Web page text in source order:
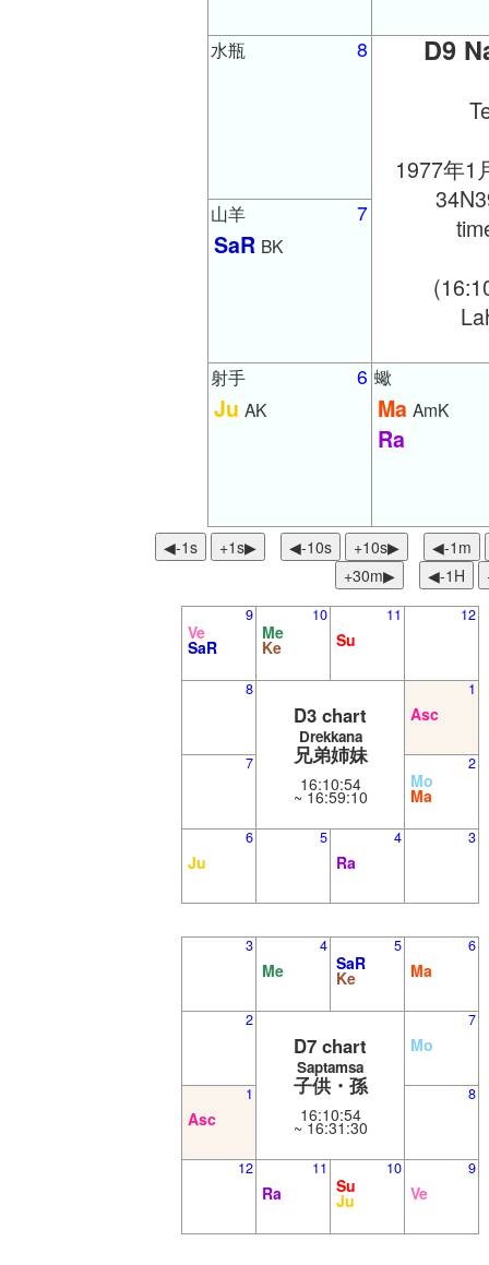
8
水瓶 D9
1977年1
7
山羊
SaR BK
6
射手
Ju AK
蠍
Ma AmK
Ra
◀︎-1s +1s▶ ◀︎-10s +10s▶
◀︎-1m
+30m▶︎
◀︎-1H
Ve
SaR
9
Me
Ke
10
Su
11 12
8
D3 chart
Drekkana
兄弟姉妹
16:10:54
~ 16:59:10
Asc
1
7
Mo
Ma
2
Ju
6 5
Ra
4 3
3
Me
4
SaR
Ke
5
Ma
6
2
D7 chart
Saptamsa
子供・孫
16:10:54
~ 16:31:30
Mo
7
Asc
1 8
12
Ra
11
Su
Ju
10
Ve
9